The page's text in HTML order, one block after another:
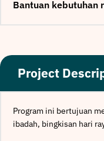
Bantuan kebutuhan
Project
Program ini bertujuan
ibadah, bingkisan hari